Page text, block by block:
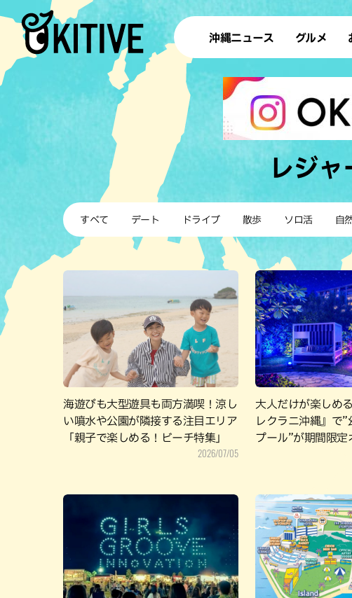
沖縄ニュース グルメ
ラーメン
テイクアウト
すし・魚料理
沖縄料理
ステーキ・焼
その他の肉料理
ブッフェ・バイキ
パン
ハンバーガー
レジャ
すべて デート ドライブ 散歩 ソロ活 自
海遊びも大型遊具も両方満喫！涼し
い噴水や公園が隣接する注目エリア
「親子で楽しめる！ビーチ特集」
2026/07/05
大人だけが楽しめ
レクラニ沖縄』で
プール”が期間限定